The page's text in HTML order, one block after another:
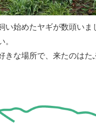
い始めたヤギが数頭いま
。
きな場所で、来たのはた